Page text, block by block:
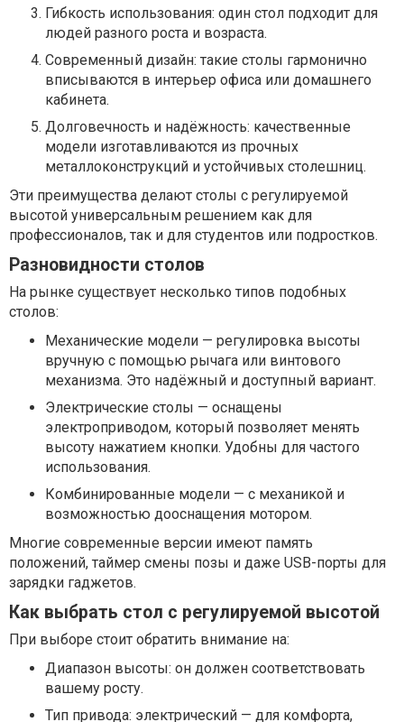
Гибкость использования: один стол подходит для
людей разного роста и возраста.
Современный дизайн: такие столы гармонично
вписываются в интерьер офиса или домашнего
кабинета.
Долговечность и надёжность: качественные
модели изготавливаются из прочных
металлоконструкций и устойчивых столешниц.
Эти преимущества делают столы с регулируемой
высотой универсальным решением как для
профессионалов, так и для студентов или подростков.
Разновидности столов
На рынке существует несколько типов подобных
столов:
Механические модели — регулировка высоты
вручную с помощью рычага или винтового
механизма. Это надёжный и доступный вариант.
Электрические столы — оснащены
электроприводом, который позволяет менять
высоту нажатием кнопки. Удобны для частого
использования.
Комбинированные модели — с механикой и
возможностью дооснащения мотором.
Многие современные версии имеют память
положений, таймер смены позы и даже USB-порты для
зарядки гаджетов.
Как выбрать стол с регулируемой высотой
При выборе стоит обратить внимание на:
Диапазон высоты: он должен соответствовать
вашему росту.
Тип привода: электрический — для комфорта,